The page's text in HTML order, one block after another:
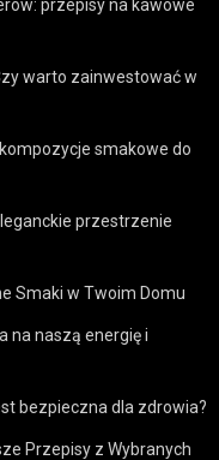
przepisy na kawowe
warto zainwestować w
smakowe do
przestrzenie
Smaki w Twoim Domu
na naszą energię i
bezpieczna dla zdrowia?
Przepisy z Wybranych